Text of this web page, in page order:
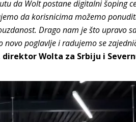
da Wolt postane digitalni šoping
da korisnicima možemo
Drago nam je što upravo
poglavlje i radujemo se
Wolta za Srbiju i